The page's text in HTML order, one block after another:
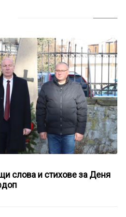
слова и стихове за Деня